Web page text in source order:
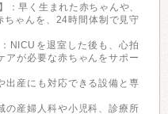
：早く生まれた赤ちゃんや、
ちゃんを、24時間体制で見守
NICUを退室した後も、心拍
アが必要な赤ちゃんをサポー
出産にも対応できる設備と専
の産婦人科や小児科、診療所